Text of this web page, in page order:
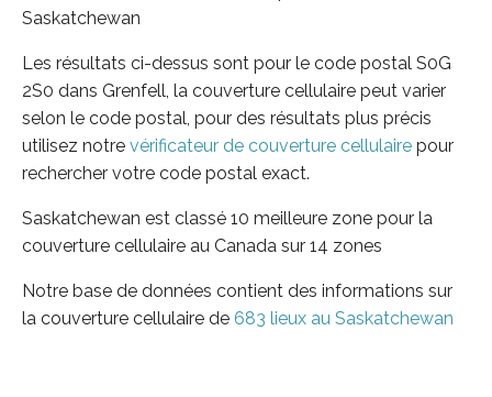
Saskatchewan
Les résultats ci-dessus sont pour le code postal S0G
2S0 dans Grenfell, la couverture cellulaire peut varier
selon le code postal, pour des résultats plus précis
utilisez notre vérificateur de couverture cellulaire pour
rechercher votre code postal exact.
Saskatchewan est classé 10 meilleure zone pour la
couverture cellulaire au Canada sur 14 zones
Notre base de données contient des informations sur
la couverture cellulaire de 683 lieux au Saskatchewan